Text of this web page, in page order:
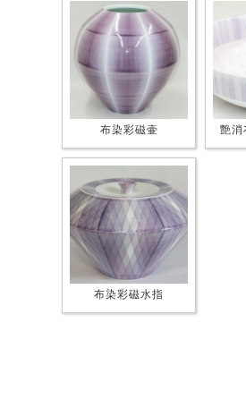
布染彩磁壷 艶消
布染彩磁水指